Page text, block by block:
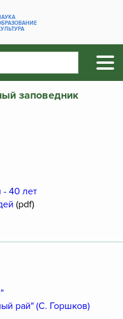
заповедник
- 40 лет
(pdf)
рай" (С. Горшков)